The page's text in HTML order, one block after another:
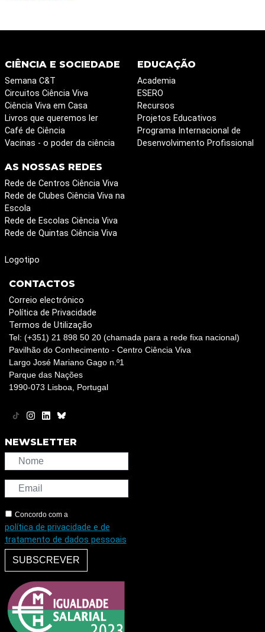
CIÊNCIA E SOCIEDADE
Semana C&T
Circuitos Ciência Viva
Ciência Viva em Casa
Livros que queremos ler
Café de Ciência
Vacinas - o poder da ciência
EDUCAÇÃO
Academia
ESERO
Recursos
Projetos Educativos
Programa Internacional de
Desenvolvimento Profissional
AS NOSSAS REDES
Rede de Centros Ciência Viva
Rede de Clubes Ciência Viva na
Escola
Rede de Escolas Ciência Viva
Rede de Quintas Ciência Viva
Logotipo
CONTACTOS
Correio electrónico
Política de Privacidade
Termos de Utilização
Tel: (+351) 21 898 50 20 (chamada para a rede fixa nacional)
Pavilhão do Conhecimento - Centro Ciência Viva
Largo José Mariano Gago n.º1
Parque das Nações
1990-073 Lisboa, Portugal
NEWSLETTER
Concordo com a
política de privacidade e de
tratamento de dados pessoais
SUBSCREVER